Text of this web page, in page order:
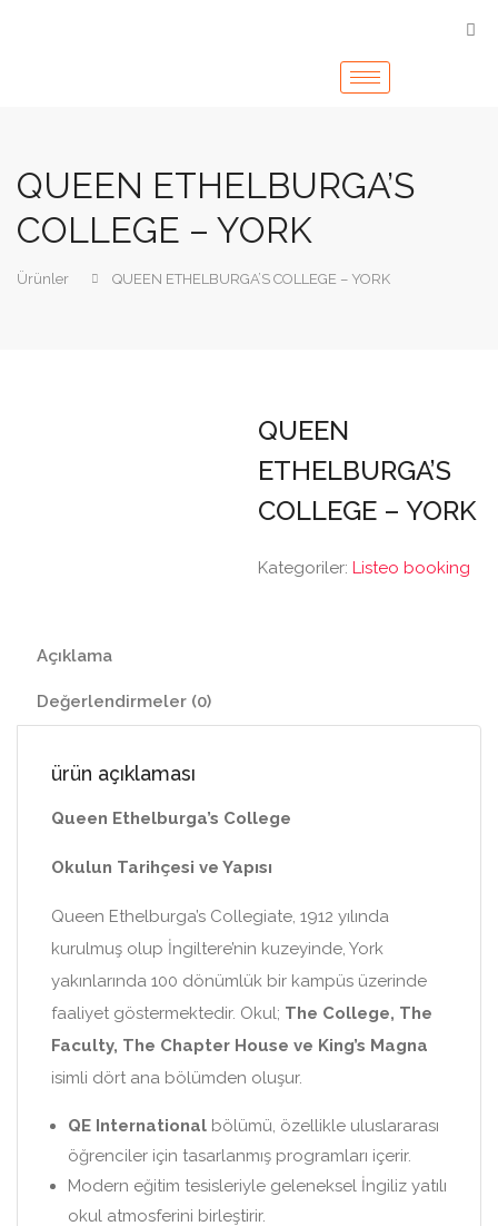
QUEEN ETHELBURGA’S
COLLEGE – YORK
Ürünler QUEEN ETHELBURGA’S COLLEGE – YORK
QUEEN
ETHELBURGA’S
COLLEGE – YORK
Kategoriler:Listeo booking
Açıklama
Değerlendirmeler (0)
ürün açıklaması
Queen Ethelburga’s College
Okulun Tarihçesi ve Yapısı
Queen Ethelburga’s Collegiate, 1912 yılında
kurulmuş olup İngiltere’nin kuzeyinde, York
yakınlarında 100 dönümlük bir kampüs üzerinde
faaliyet göstermektedir. Okul; The College, The
Faculty, The Chapter House ve King’s Magna
isimli dört ana bölümden oluşur.
QE International bölümü, özellikle uluslararası
öğrenciler için tasarlanmış programları içerir.
Modern eğitim tesisleriyle geleneksel İngiliz yatılı
okul atmosferini birleştirir.